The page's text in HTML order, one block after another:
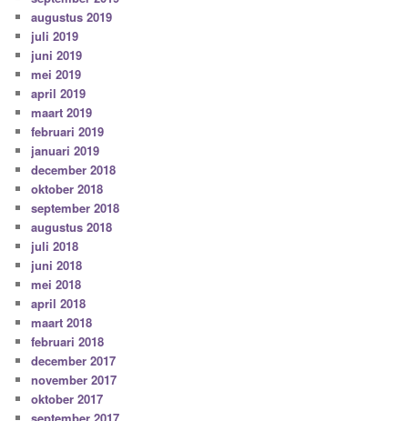
augustus 2019
juli 2019
juni 2019
mei 2019
april 2019
maart 2019
februari 2019
januari 2019
december 2018
oktober 2018
september 2018
augustus 2018
juli 2018
juni 2018
mei 2018
april 2018
maart 2018
februari 2018
december 2017
november 2017
oktober 2017